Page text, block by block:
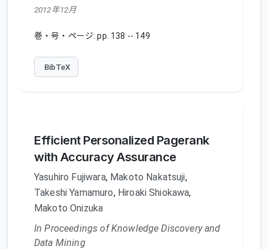
2012年12月
巻・号・ページ: pp. 138 -- 149
BibTeX
Efficient Personalized Pagerank
with Accuracy Assurance
Yasuhiro Fujiwara, Makoto Nakatsuji,
Takeshi Yamamuro, Hiroaki Shiokawa,
Makoto Onizuka
In Proceedings of Knowledge Discovery and
Data Mining